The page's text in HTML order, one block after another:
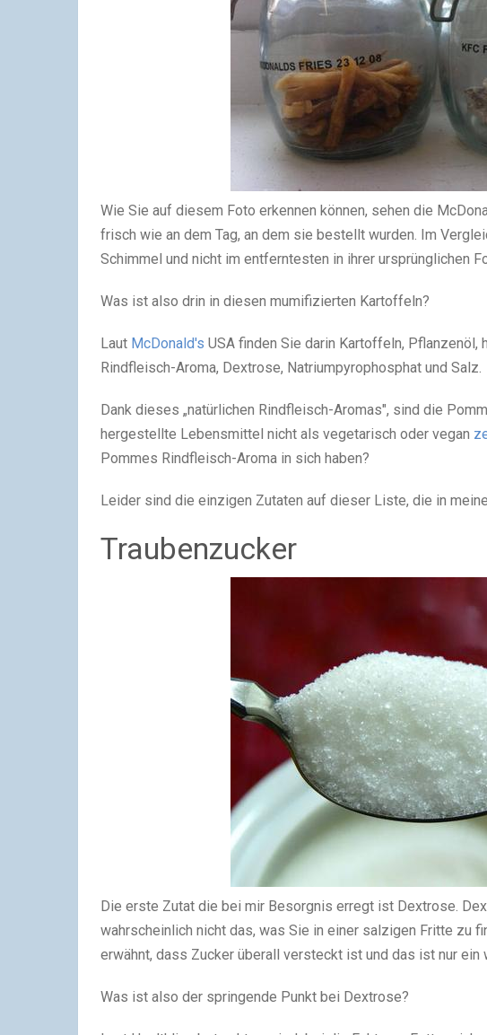
Wie Sie auf diesem Foto erkennen können, sehen die
frisch wie an dem Tag, an dem sie bestellt wurden. Im
Schimmel und nicht im entferntesten in ihrer ursprünglichen
Was ist also drin in diesen mumifizierten Kartoffeln?
Laut McDonald's USA finden Sie darin Kartoffeln, Pflanzenöl,
Rindfleisch-Aroma, Dextrose, Natriumpyrophosphat und Salz.
Dank dieses „natürlichen Rindfleisch-Aromas", sind die
hergestellte Lebensmittel nicht als vegetarisch oder vegan
Pommes Rindfleisch-Aroma in sich haben?
Leider sind die einzigen Zutaten auf dieser Liste, die in
Traubenzucker
Die erste Zutat die bei mir Besorgnis erregt ist Dextrose.
wahrscheinlich nicht das, was Sie in einer salzigen Fritte zu
erwähnt, dass Zucker überall versteckt ist und das ist nur ein
Was ist also der springende Punkt bei Dextrose?